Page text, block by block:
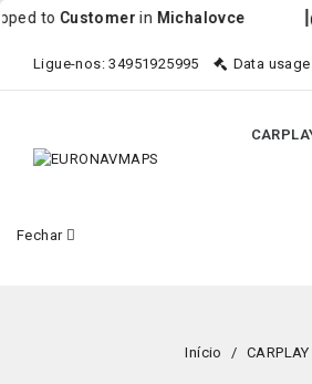
inMichalovce 2026-
Ligue-nos:34951925995 Data
Fechar
Início